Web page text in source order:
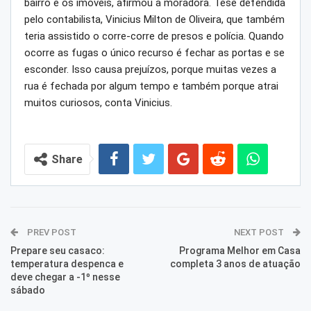
bairro e os imóveis, afirmou a moradora. Tese defendida
pelo contabilista, Vinicius Milton de Oliveira, que também
teria assistido o corre-corre de presos e polícia. Quando
ocorre as fugas o único recurso é fechar as portas e se
esconder. Isso causa prejuízos, porque muitas vezes a
rua é fechada por algum tempo e também porque atrai
muitos curiosos, conta Vinicius.
Share
PREV POST
Prepare seu casaco:
temperatura despenca e
deve chegar a -1º nesse
sábado
NEXT POST
Programa Melhor em Casa
completa 3 anos de atuação